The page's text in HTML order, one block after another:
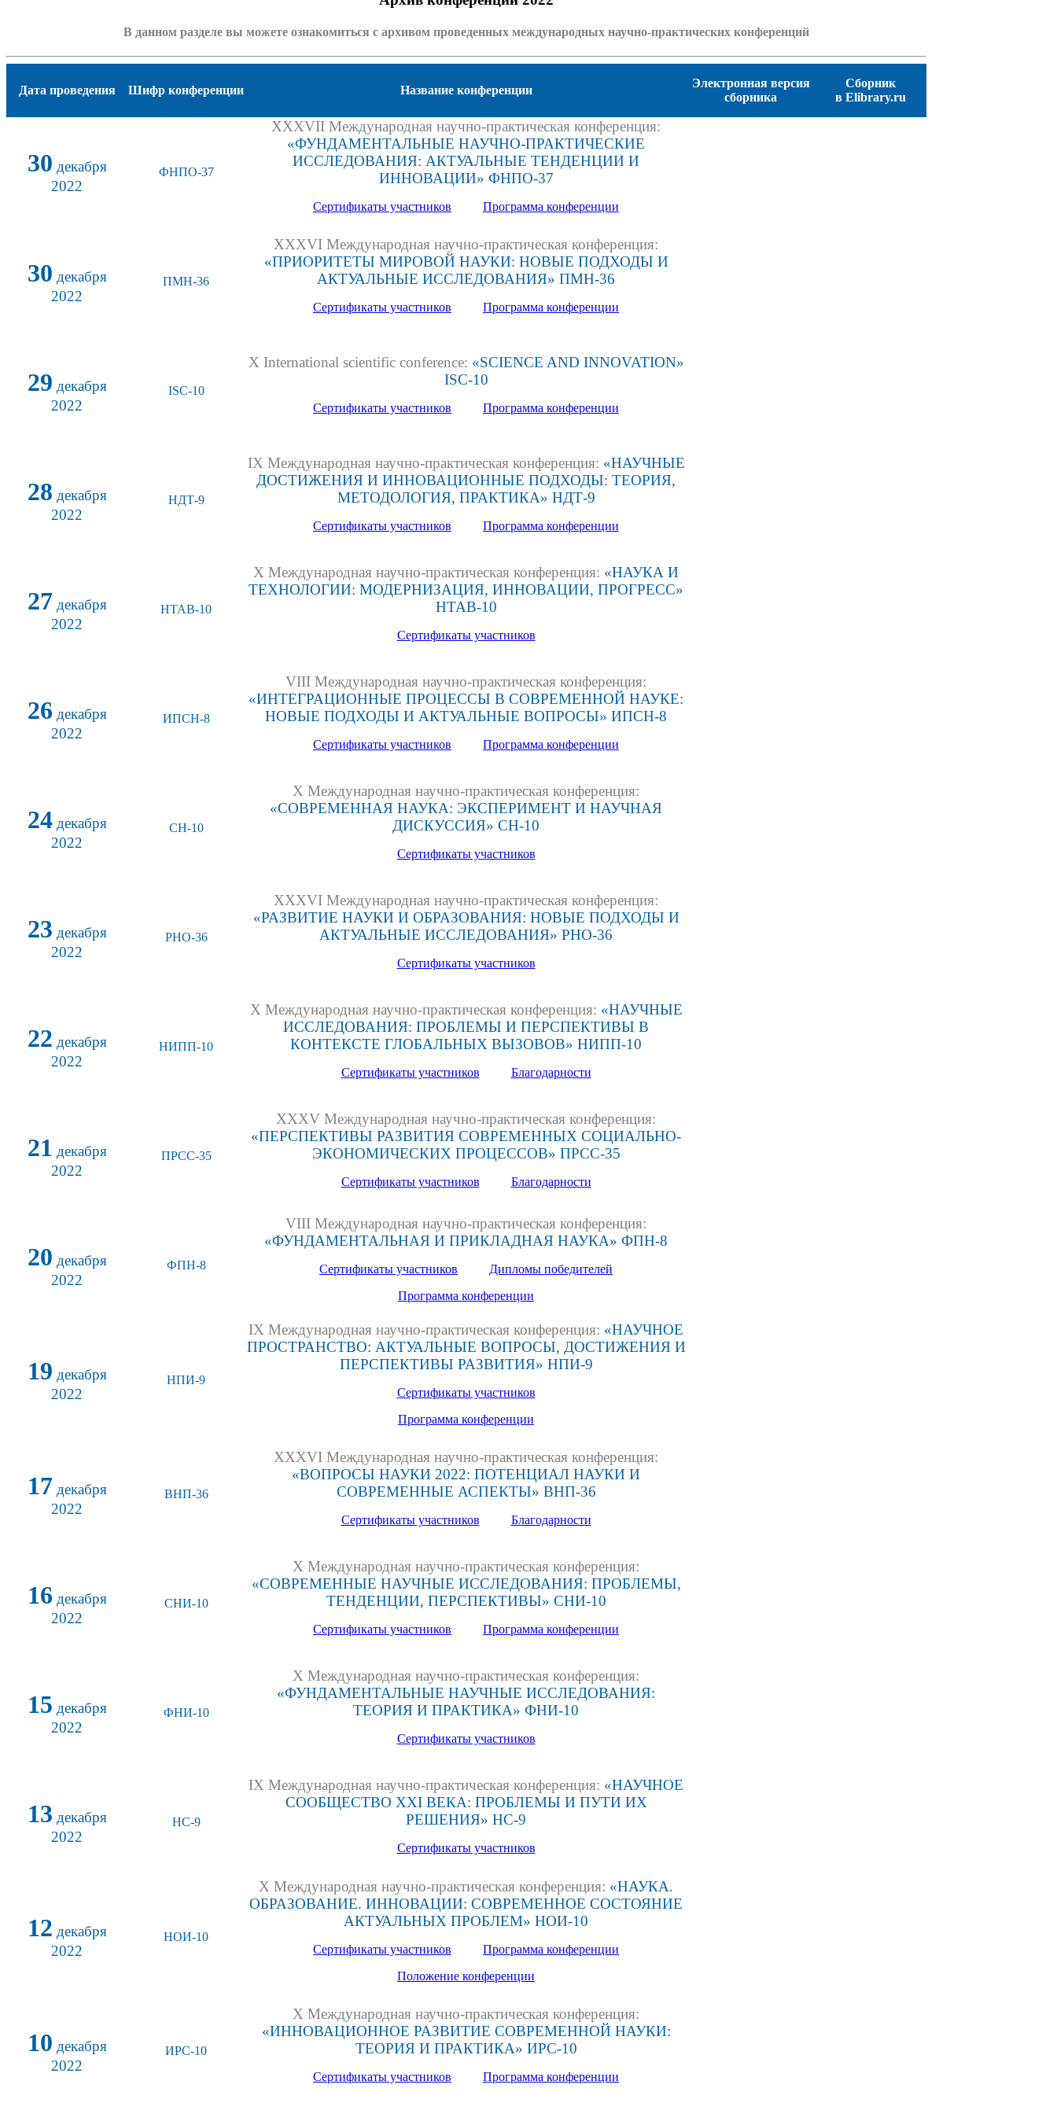
В данном разделе вы можете ознакомиться с архивом проведенных международных научно-практических конференций
Дата проведения Шифр конференции Название конференции
Электронная версия
сборника
Сборник
в Elibrary.ru
30 декабря
2022
ФНПО-37
XXXVII Международная научно-практическая конференция:
«ФУНДАМЕНТАЛЬНЫЕ НАУЧНО-ПРАКТИЧЕСКИЕ
ИССЛЕДОВАНИЯ: АКТУАЛЬНЫЕ ТЕНДЕНЦИИ И
ИННОВАЦИИ» ФНПО-37
Сертификаты участников Программа конференции
30 декабря
2022
ПМН-36
XXXVI Международная научно-практическая конференция:
«ПРИОРИТЕТЫ МИРОВОЙ НАУКИ: НОВЫЕ ПОДХОДЫ И
АКТУАЛЬНЫЕ ИССЛЕДОВАНИЯ» ПМН-36
Сертификаты участников Программа конференции
29 декабря
2022
ISC-10
X International scientific conference: «SCIENCE AND INNOVATION»
ISC-10
Сертификаты участников Программа конференции
28 декабря
2022
НДТ-9
IX Международная научно-практическая конференция: «НАУЧНЫЕ
ДОСТИЖЕНИЯ И ИННОВАЦИОННЫЕ ПОДХОДЫ: ТЕОРИЯ,
МЕТОДОЛОГИЯ, ПРАКТИКА» НДТ-9
Сертификаты участников Программа конференции
27 декабря
2022
НТАВ-10
X Международная научно-практическая конференция: «НАУКА И
ТЕХНОЛОГИИ: МОДЕРНИЗАЦИЯ, ИННОВАЦИИ, ПРОГРЕСС»
НТАВ-10
Сертификаты участников
26 декабря
2022
ИПСН-8
VIII Международная научно-практическая конференция:
«ИНТЕГРАЦИОННЫЕ ПРОЦЕССЫ В СОВРЕМЕННОЙ НАУКЕ:
НОВЫЕ ПОДХОДЫ И АКТУАЛЬНЫЕ ВОПРОСЫ» ИПСН-8
Сертификаты участников Программа конференции
24декабря
2022
СН-10
X Международная научно-практическая конференция:
«СОВРЕМЕННАЯ НАУКА: ЭКСПЕРИМЕНТ И НАУЧНАЯ
ДИСКУССИЯ» СН-10
Сертификаты участников
23 декабря
2022
РНО-36
XXXVI Международная научно-практическая конференция:
«РАЗВИТИЕ НАУКИ И ОБРАЗОВАНИЯ: НОВЫЕ ПОДХОДЫ И
АКТУАЛЬНЫЕ ИССЛЕДОВАНИЯ» РНО-36
Сертификаты участников
22 декабря
2022
НИПП-10
X Международная научно-практическая конференция: «НАУЧНЫЕ
ИССЛЕДОВАНИЯ: ПРОБЛЕМЫ И ПЕРСПЕКТИВЫ В
КОНТЕКСТЕ ГЛОБАЛЬНЫХ ВЫЗОВОВ» НИПП-10
Сертификаты участников Благодарности
21 декабря
2022
ПРСС-35
XXXV Международная научно-практическая конференция:
«ПЕРСПЕКТИВЫ РАЗВИТИЯ СОВРЕМЕННЫХ СОЦИАЛЬНО-
ЭКОНОМИЧЕСКИХ ПРОЦЕССОВ» ПРСС-35
Сертификаты участников Благодарности
20 декабря
2022
ФПН-8
VIII Международная научно-практическая конференция:
«ФУНДАМЕНТАЛЬНАЯ И ПРИКЛАДНАЯ НАУКА» ФПН-8
Сертификаты участников
Дипломы победителей
Программа конференции
19 декабря
2022
НПИ-9
IX Международная научно-практическая конференция: «НАУЧНОЕ
ПРОСТРАНСТВО: АКТУАЛЬНЫЕ ВОПРОСЫ, ДОСТИЖЕНИЯ И
ПЕРСПЕКТИВЫ РАЗВИТИЯ» НПИ-9
Сертификаты участников
Программа конференции
17 декабря
2022
ВНП-36
XXXVI Международная научно-практическая конференция:
«ВОПРОСЫ НАУКИ 2022: ПОТЕНЦИАЛ НАУКИ И
СОВРЕМЕННЫЕ АСПЕКТЫ» ВНП-36
Сертификаты участников Благодарности
16 декабря
2022
СНИ-10
X Международная научно-практическая конференция:
«СОВРЕМЕННЫЕ НАУЧНЫЕ ИССЛЕДОВАНИЯ: ПРОБЛЕМЫ,
ТЕНДЕНЦИИ, ПЕРСПЕКТИВЫ» СНИ-10
Сертификаты участников Программа конференции
15 декабря
2022
ФНИ-10
X Международная научно-практическая конференция:
«ФУНДАМЕНТАЛЬНЫЕ НАУЧНЫЕ ИССЛЕДОВАНИЯ:
ТЕОРИЯ И ПРАКТИКА» ФНИ-10
Сертификаты участников
13 декабря
2022
НС-9
IX Международная научно-практическая конференция: «НАУЧНОЕ
СООБЩЕСТВО XXI ВЕКА: ПРОБЛЕМЫ И ПУТИ ИХ
РЕШЕНИЯ» НС-9
Сертификаты участников
12 декабря
2022
НОИ-10
X Международная научно-практическая конференция: «НАУКА.
ОБРАЗОВАНИЕ. ИННОВАЦИИ: СОВРЕМЕННОЕ СОСТОЯНИЕ
АКТУАЛЬНЫХ ПРОБЛЕМ» НОИ-10
Сертификаты участников
Программа конференции
Положение конференции
10 декабря
2022
ИРС-10
X Международная научно-практическая конференция:
«ИННОВАЦИОННОЕ РАЗВИТИЕ СОВРЕМЕННОЙ НАУКИ:
ТЕОРИЯ И ПРАКТИКА» ИРС-10
Сертификаты участников Программа конференции